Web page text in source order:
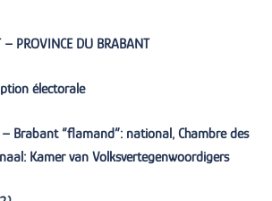
– PROVINCE DU BRABANT
électorale
Brabant “flamand”: national, Chambre des
Kamer van Volksvertegenwoordigers